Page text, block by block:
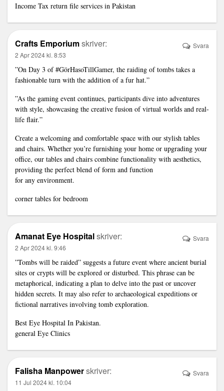
Income Tax return file services in Pakistan
Crafts Emporiumskriver:
2 Apr 2024 kl. 8:53
”On Day 3 of #GörHasoTillGamer, the raiding of tombs takes a
fashionable turn with the addition of a fur hat.”
”As the gaming event continues, participants dive into adventures
with style, showcasing the creative fusion of virtual worlds and real-
life flair.”
Create a welcoming and comfortable space with our stylish tables
and chairs. Whether you’re furnishing your home or upgrading your
office, our tables and chairs combine functionality with aesthetics,
providing the perfect blend of form and function
for any environment.
corner tables for bedroom
Svara
Amanat Eye Hospitalskriver:
2 Apr 2024 kl. 9:46
”Tombs will be raided” suggests a future event where ancient burial
sites or crypts will be explored or disturbed. This phrase can be
metaphorical, indicating a plan to delve into the past or uncover
hidden secrets. It may also refer to archaeological expeditions or
fictional narratives involving tomb exploration.
Best Eye Hospital In Pakistan.
general Eye Clinics
Svara
Falisha Manpowerskriver:
11 Jul 2024 kl. 10:04
Svara